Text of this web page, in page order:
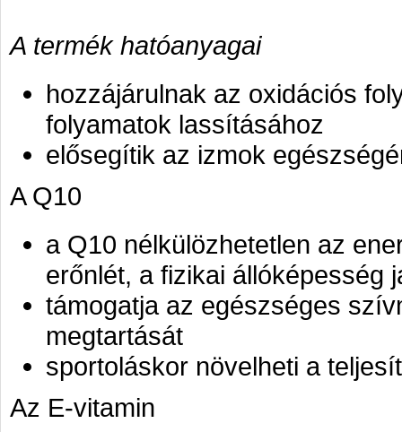
A termék hatóanyagai
hozzájárulnak az oxidációs
folyamatok lassításához
elősegítik az izmok
A Q10
a Q10 nélkülözhetetlen az
erőnlét, a fizikai állóképesség
támogatja az egészséges
megtartását
sportoláskor növelheti a
Az E-vitamin